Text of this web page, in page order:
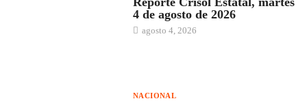
4 de agosto de 2026
agosto 4, 2026
NACIONAL